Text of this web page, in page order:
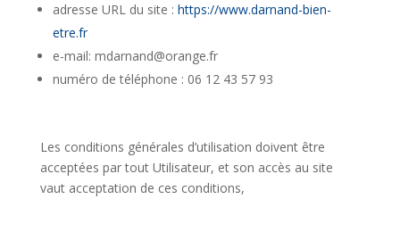
adresse URL du site : https://www.darnand-bien-
etre.fr
e-mail: mdarnand@orange.fr
numéro de téléphone : 06 12 43 57 93
Les conditions générales d’utilisation doivent être
acceptées par tout Utilisateur, et son accès au site
vaut acceptation de ces conditions,